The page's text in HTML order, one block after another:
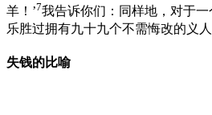
羊！’7我告诉你们：同样地，对于
乐胜过拥有九十九个不需悔改的义人
失钱的比喻